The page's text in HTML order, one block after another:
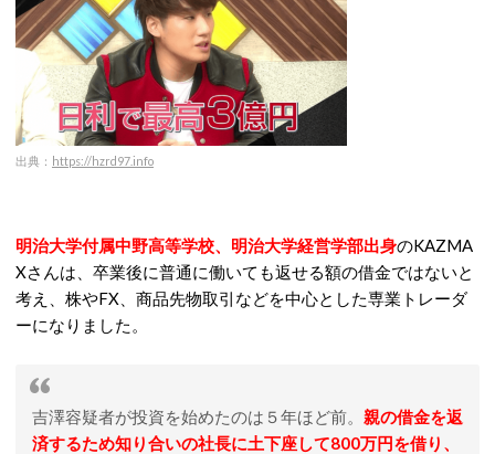
出典： https://hzrd97.info
明治大学付属中野高等学校、明治大学経営学部出身のKAZMA
Xさんは、卒業後に普通に働いても返せる額の借金ではないと
考え、株やFX、商品先物取引などを中心とした専業トレーダ
ーになりました。
吉澤容疑者が投資を始めたのは５年ほど前。 親の借金を返
済するため知り合いの社長に土下座して800万円を借り、